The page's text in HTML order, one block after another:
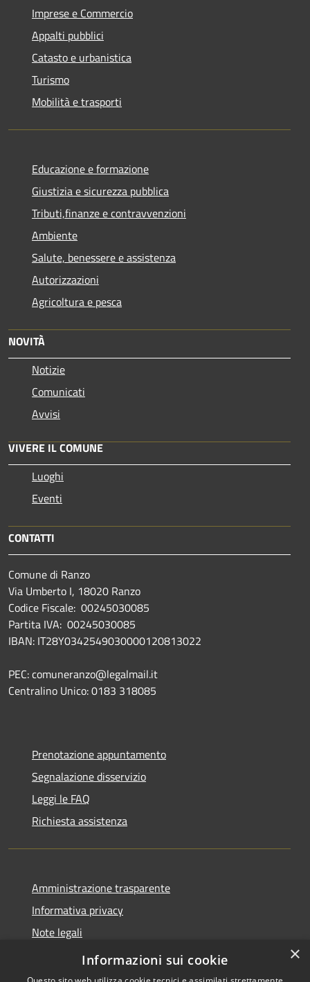
Imprese e Commercio
Appalti pubblici
Catasto e urbanistica
Turismo
Mobilità e trasporti
Educazione e formazione
Giustizia e sicurezza pubblica
Tributi,finanze e contravvenzioni
Ambiente
Salute, benessere e assistenza
Autorizzazioni
Agricoltura e pesca
NOVITÀ
Notizie
Comunicati
Avvisi
VIVERE IL COMUNE
Luoghi
Eventi
CONTATTI
Comune di Ranzo
Via Umberto I, 18020 Ranzo
Codice Fiscale: 00245030085
Partita IVA: 00245030085
IBAN: IT28Y0342549030000120813022
PEC: comuneranzo@legalmail.it
Centralino Unico: 0183 318085
Prenotazione appuntamento
Segnalazione disservizio
Leggi le FAQ
Richiesta assistenza
Amministrazione trasparente
Informativa privacy
Note legali
Dichiarazione di accessibilità
×
Informazioni sui cookie